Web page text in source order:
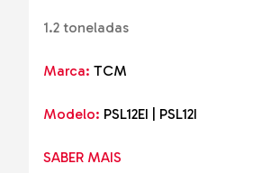
1.2 toneladas
Marca: TCM
Modelo: PSL12EI | PSL12I
SABER MAIS